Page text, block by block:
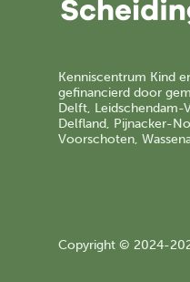
Kenniscentrum Kind
gefinancierd door
Delft, Leidschendam-
Delfland, Pijnacker-
Voorschoten,
Copyright © 2024-